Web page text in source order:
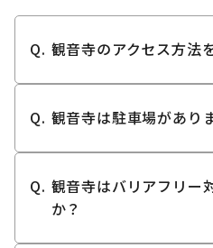
観音寺のアクセス方法
観音寺は駐車場があり
観音寺はバリアフリー
か？